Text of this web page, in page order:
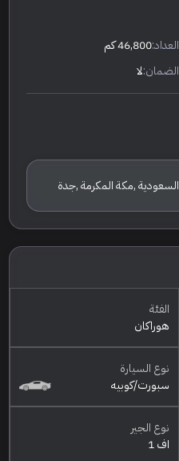
العداد:46,800 كم
الضمان:لا
السعودية ,مكة المكرمة ,جدة
الفئة
هوراكان
نوع السيارة
سبورت/كوبيه
نوع الجير
اف 1